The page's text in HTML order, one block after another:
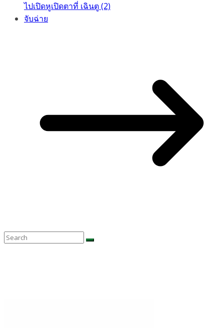
ไปเปิดหูเปิดตาที่ เฉินตู (2)
จับฉ่าย